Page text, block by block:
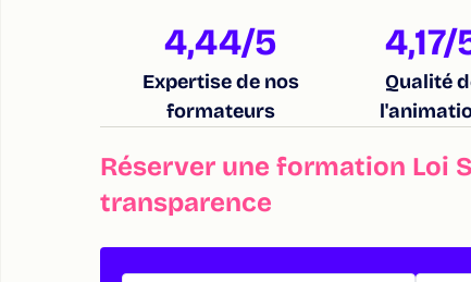
4,44/5
Expertise de nos
formateurs
4,17/
Qualité
Réserver une formation Loi
transparence